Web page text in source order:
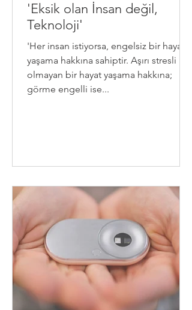
'Eksik olan İnsan değil,
Teknoloji'
'Her insan istiyorsa, engelsiz bir hayat
yaşama hakkına sahiptir. Aşırı stresli
olmayan bir hayat yaşama hakkına;
görme engelli ise...